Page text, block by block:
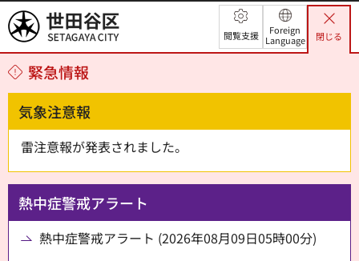
世田谷区 閲覧支援
Foreign
Language
閉じる
緊急情報
気象注意報
雷注意報が発表されました。
熱中症警戒アラート
熱中症警戒アラート (2026年08月09日05時00分)